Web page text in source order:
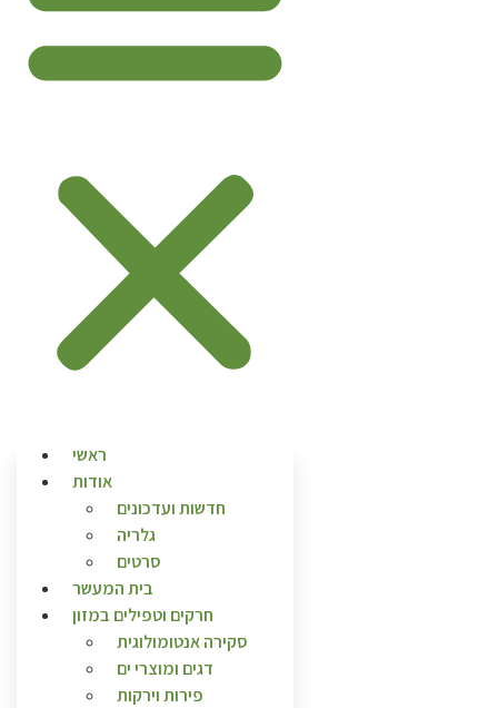
ראשי
אודות
חדשות ועדכונים
גלריה
סרטים
בית המעשר
חרקים וטפילים במזון
סקירה אנטומולוגית
דגים ומוצרי ים
פירות וירקות